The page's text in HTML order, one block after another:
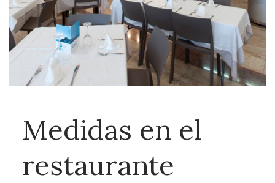
Medidas en el
restaurante